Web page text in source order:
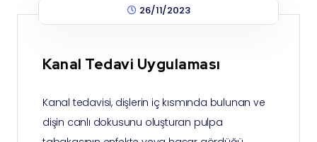
26/11/2023
Kanal Tedavi Uygulaması
Kanal tedavisi, dişlerin iç kısmında bulunan ve
dişin canlı dokusunu oluşturan pulpa